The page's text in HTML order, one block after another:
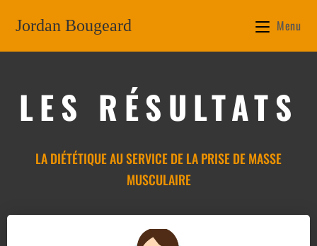
Jordan Bougeard Menu
LES RÉSULTATS
LA DIÉTÉTIQUE AU SERVICE DE LA PRISE DE MASSE
MUSCULAIRE